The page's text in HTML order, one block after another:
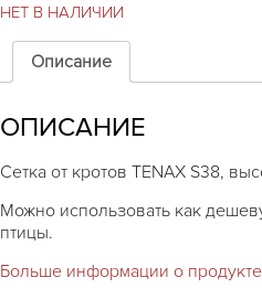
НЕТ В НАЛИЧИИ
Описание
ОПИСАНИЕ
Сетка от кротов TENAX S38,
Можно использовать как
птицы.
Больше информации о продукте